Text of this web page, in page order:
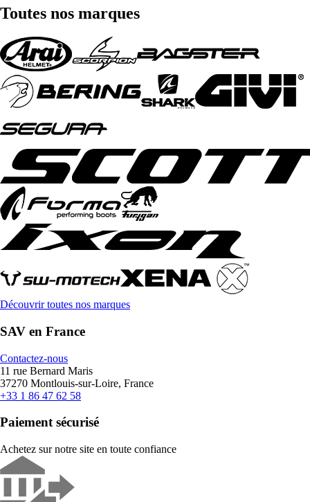
Toutes nos marques
Découvrir toutes nos marques
SAV en France
Contactez-nous
11 rue Bernard Maris
37270 Montlouis-sur-Loire, France
+33 1 86 47 62 58
Paiement sécurisé
Achetez sur notre site en toute confiance